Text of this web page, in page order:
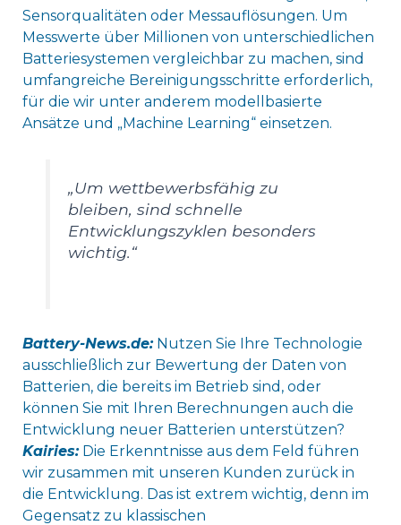
Sensorqualitäten oder Messauflösungen. Um
Messwerte über Millionen von unterschiedlichen
Batteriesystemen vergleichbar zu machen, sind
umfangreiche Bereinigungsschritte erforderlich,
für die wir unter anderem modellbasierte
Ansätze und „Machine Learning“ einsetzen.
„Um wettbewerbsfähig zu
bleiben, sind schnelle
Entwicklungszyklen besonders
wichtig.“
Battery-News.de:Nutzen Sie Ihre Technologie
ausschließlich zur Bewertung der Daten von
Batterien, die bereits im Betrieb sind, oder
können Sie mit Ihren Berechnungen auch die
Entwicklung neuer Batterien unterstützen?
Kairies:Die Erkenntnisse aus dem Feld führen
wir zusammen mit unseren Kunden zurück in
die Entwicklung. Das ist extrem wichtig, denn im
Gegensatz zu klassischen